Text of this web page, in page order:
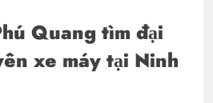
Quang tìm đại
xe máy tại Ninh